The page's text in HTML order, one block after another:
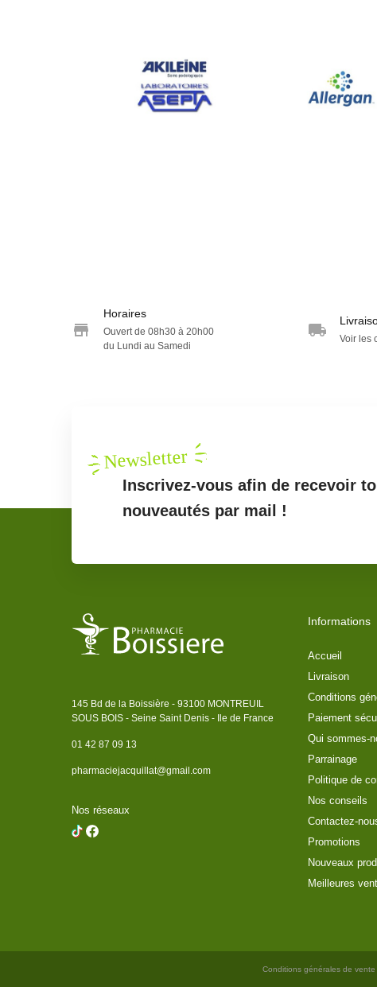
Horaires
Ouvert de 08h30 à 20h00
du Lundi au Samedi
Voir les
Newsletter
Inscrivez-vous afin de recevoir
nouveautés par mail !
145 Bd de la Boissière - 93100 MONTREUIL
SOUS BOIS - Seine Saint Denis - Ile de France
01 42 87 09 13
pharmaciejacquillat@gmail.com
Nos réseaux
Informations
Accueil
Livraison
Conditions
Paiement
Qui sommes-
Parrainage
Politique de
Nos conseils
Contactez-
Promotions
Nouveaux
Meilleures
Conditions générales de vente